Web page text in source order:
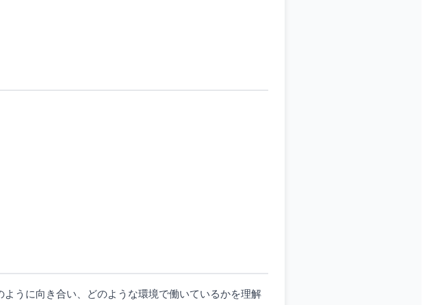
うに向き合い、どのような環境で働いているかを理解